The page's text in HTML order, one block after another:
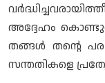
അദ്ദേഹം
തങ്ങള്‍ തന്റെ
സന്തതികളെ